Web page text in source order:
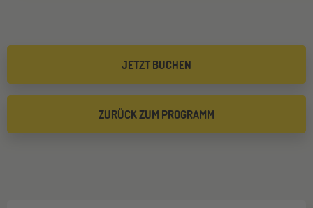
JETZT BUCHEN
ZURÜCK ZUM PROGRAMM